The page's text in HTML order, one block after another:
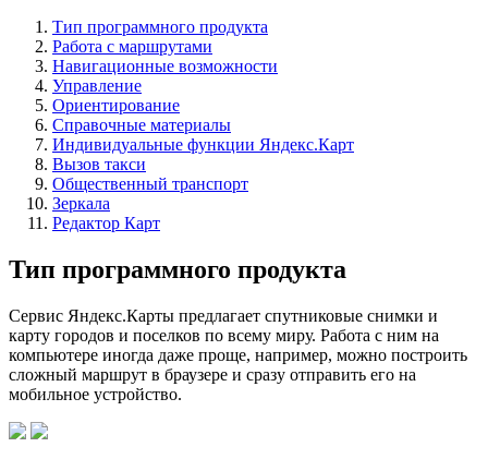
Тип программного продукта
Работа с маршрутами
Навигационные возможности
Управление
Ориентирование
Справочные материалы
Индивидуальные функции Яндекс.Карт
Вызов такси
Общественный транспорт
Зеркала
Редактор Карт
Тип программного продукта
Сервис Яндекс.Карты предлагает спутниковые снимки и
карту городов и поселков по всему миру. Работа с ним на
компьютере иногда даже проще, например, можно построить
сложный маршрут в браузере и сразу отправить его на
мобильное устройство.